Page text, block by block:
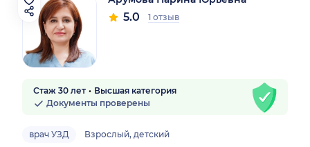
5.0 1 отзыв
Стаж 30 лет
Высшая категория
Документы проверены
врач УЗД Взрослый, детский